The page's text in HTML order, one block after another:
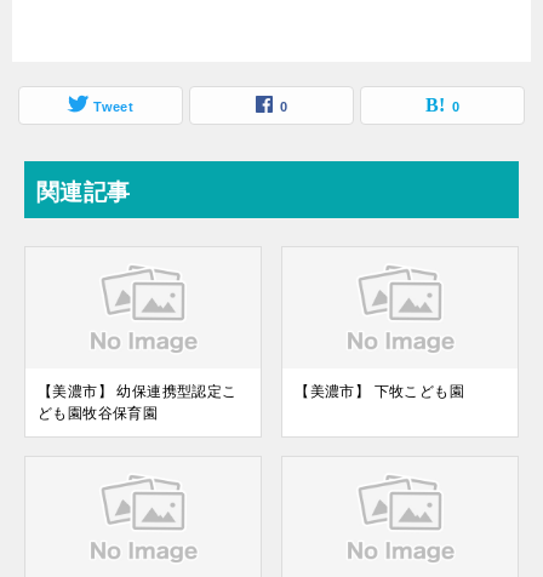
Tweet 0 0
関連記事
【美濃市】 幼保連携型認定こ
ども園牧谷保育園
【美濃市】 下牧こども園